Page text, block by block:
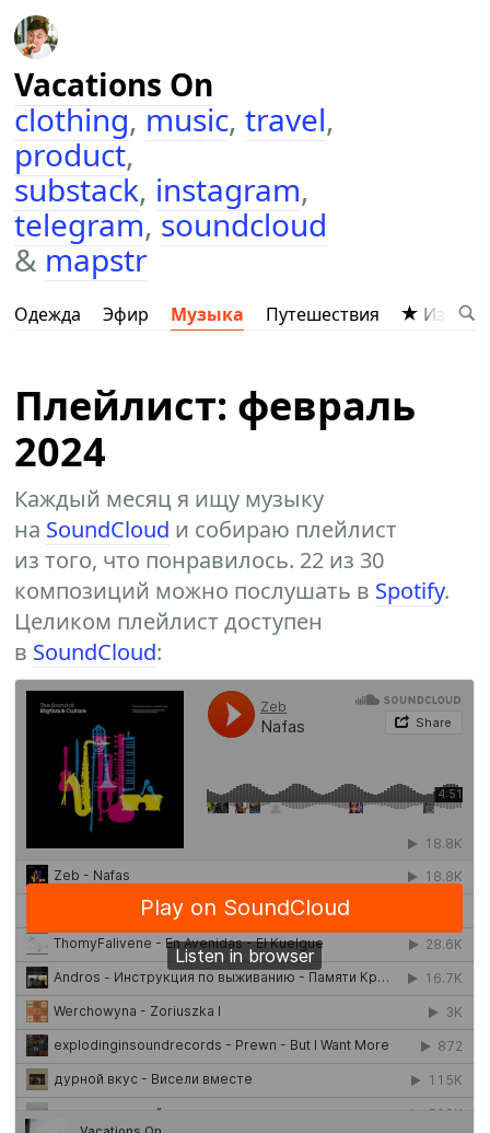
Vacations On
clothing,music,travel,
product,
substack, instagram,
telegram,soundcloud
&mapstr
Одежда Эфир Музыка Путешествия
Плейлист: февраль
2024
Каждый месяц я ищу музыку
на SoundCloud и собираю плейлист
из того, что понравилось. 22 из 30
композиций можно послушать в Spotify.
Целиком плейлист доступен
в SoundCloud: